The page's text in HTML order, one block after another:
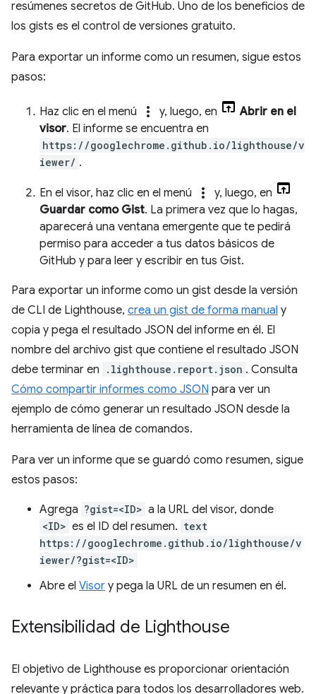
resúmenes secretos de GitHub. Uno de los beneficios de
los gists es el control de versiones gratuito.
Para exportar un informe como un resumen, sigue estos
pasos:
Haz clic en el menú more_vert y, luego, en
Abrir en el
visor. El informe se encuentra en
https://googlechrome.github.io/lighthouse/v
iewer/ .
En el visor, haz clic en el menú more_vert
y, luego, en
Guardar como Gist. La primera vez que lo hagas,
aparecerá una ventana emergente que te pedirá
permiso para acceder a tus datos básicos de
GitHub y para leer y escribir en tus Gist.
Para exportar un informe como un gist desde la versión
de CLI de Lighthouse, crea un gist de forma manual y
copia y pega el resultado JSON del informe en él. El
nombre del archivo gist que contiene el resultado JSON
debe terminar en
.lighthouse.report.json . Consulta
Cómo compartir informes como JSON para ver un
ejemplo de cómo generar un resultado JSON desde la
herramienta de línea de comandos.
Para ver un informe que se guardó como resumen, sigue
estos pasos:
Agrega ?gist=<ID> a la URL del visor, donde
<ID> es el ID del resumen. text
https://googlechrome.github.io/lighthouse/v
iewer/?gist=<ID>
Abre el Visor y pega la URL de un resumen en él.
Extensibilidad de Lighthouse
El objetivo de Lighthouse es proporcionar orientación
relevante y práctica para todos los desarrolladores web.